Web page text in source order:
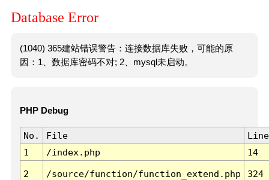
Database Error
(1040) 365建站错误警告：连接数据库失败，可能的原
因：1、数据库密码不对; 2、mysql未启动。
PHP Debug
No. File
Line
1
/index.php 14
2 /source/function/function_extend.php 324